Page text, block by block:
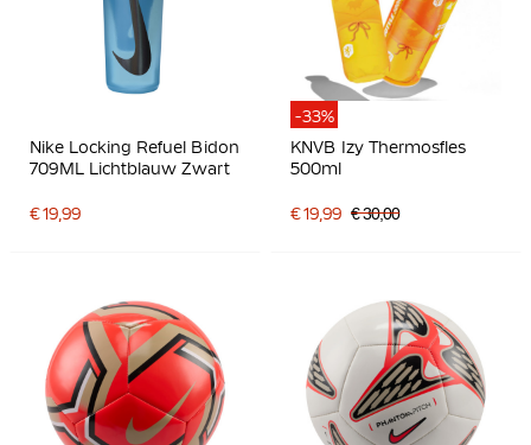
Nike Locking Refuel Bidon
709ML Lichtblauw Zwart
€ 19,99
-33%
KNVB Izy Thermosfles
500ml
€ 19,99 € 30,00